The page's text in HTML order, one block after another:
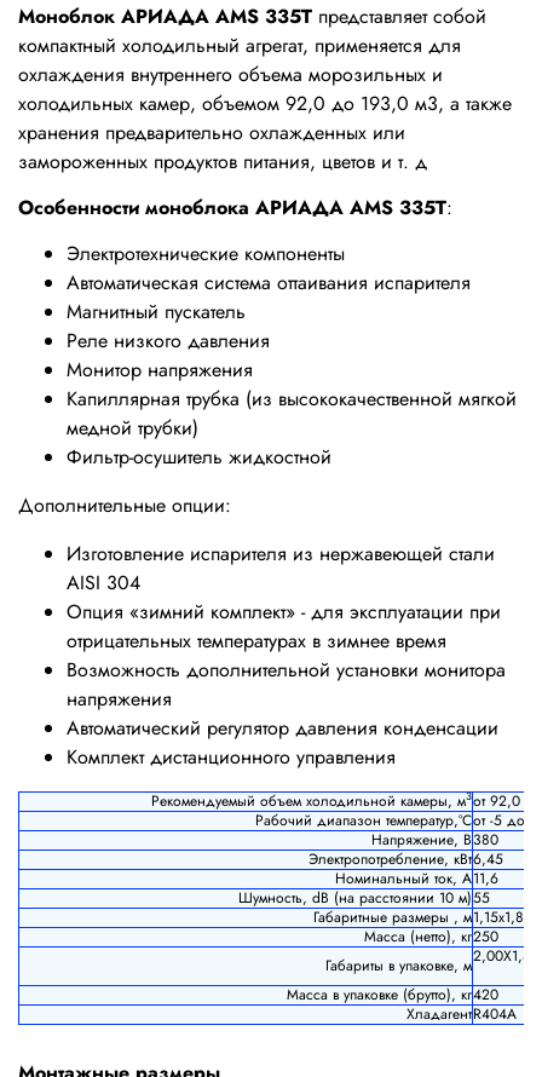
Моноблок АРИАДА AMS 335T предcтавляет собой
компактный холодильный агрегат, применяется для
охлаждения внутреннего объема морозильных и
холодильных камер, объемом 92,0 до 193,0 м3, а также
хранения предварительно охлажденных или
замороженных продуктов питания, цветов и т. д
Особенности моноблока АРИАДА AMS 335T:
Электротехнические компоненты
Автоматическая система оттаивания испарителя
Магнитный пускатель
Реле низкого давления
Монитор напряжения
Капиллярная трубка (из высококачественной мягкой
медной трубки)
Фильтр-осушитель жидкостной
Дополнительные опции:
Изготовление испарителя из нержавеющей стали
AISI 304
Опция «зимний комплект» - для эксплуатации при
отрицательных температурах в зимнее время
Возможность дополнительной установки монитора
напряжения
Автоматический регулятор давления конденсации
Комплект дистанционного управления
Рекомендуемый объем холодильной камеры, м3от 92,0
Рабочий диапазон температур,°Сот -5 до
Напряжение, В380
Электропотребление, кВт6,45
Номинальный ток, А11,6
Шумность, dB (на расстоянии 10 м)55
Габаритные размеры , м
Масса (нетто), кг250
Габариты в упаковке, м
Масса в упаковке (брутто), кг420
ХладагентR404A